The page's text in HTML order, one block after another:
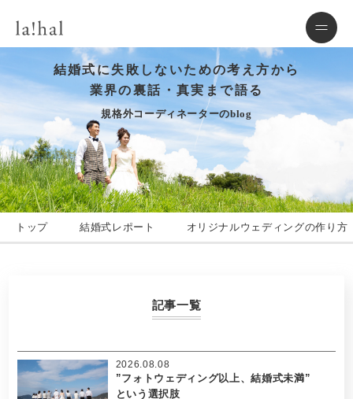
結婚式に失敗しないための考え方から
業界の裏話・真実まで語る
規格外コーディネーターのblog
トップ 結婚式レポート オリジナルウェディングの作り方
記事一覧
”フォトウェディング以上、結婚式未満”
という選択肢
2026.08.08